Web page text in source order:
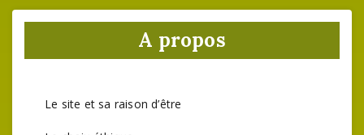
A propos
Le site et sa raison d’être